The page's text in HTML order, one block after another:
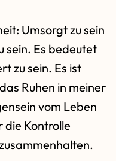
Umsorgt zu sein
sein. Es bedeutet
zu sein. Es ist
Ruhen in meiner
vom Leben
die Kontrolle